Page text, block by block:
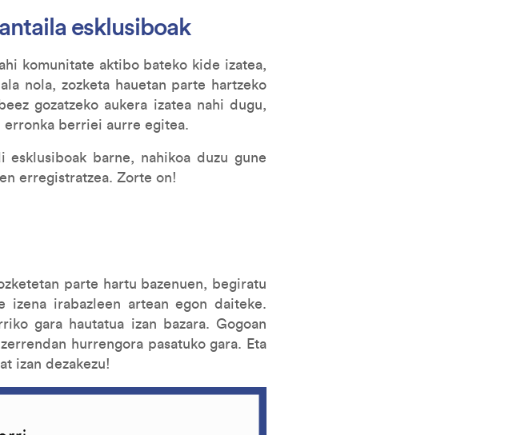
esklusiboak
komunitate aktibo bateko kide izatea,
nola, zozketa hauetan parte hartzeko
gozatzeko aukera izatea nahi dugu,
erronka berriei aurre egitea.
esklusiboak barne, nahikoa duzu gune
erregistratzea. Zorte on!
parte hartu bazenuen, begiratu
izena irabazleen artean egon daiteke.
gara hautatua izan bazara. Gogoan
hurrengora pasatuko gara. Eta
izan dezakezu!